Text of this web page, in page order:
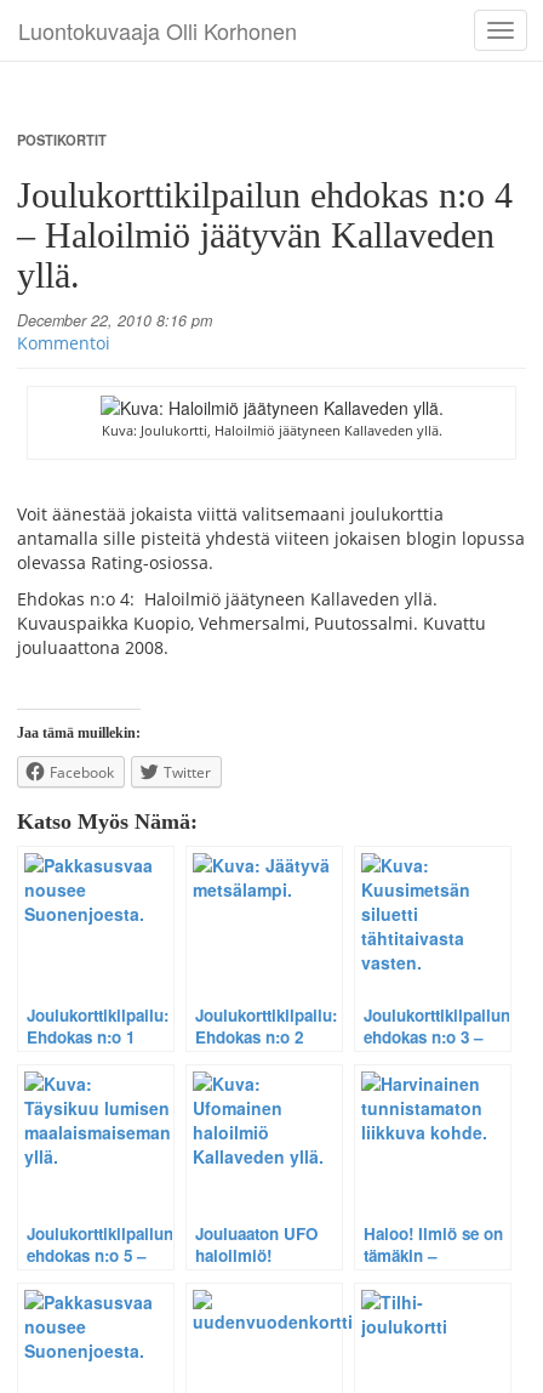
Luontokuvaaja Olli Korhonen
POSTIKORTIT
Joulukorttikilpailun ehdokas n:o 4
– Haloilmiö jäätyvän Kallaveden
yllä.
December 22, 2010 8:16 pm
Kommentoi
Kuva: Joulukortti, Haloilmiö jäätyneen Kallaveden yllä.
Voit äänestää jokaista viittä valitsemaani joulukorttia
antamalla sille pisteitä yhdestä viiteen jokaisen blogin lopussa
olevassa Rating-osiossa.
Ehdokas n:o 4: Haloilmiö jäätyneen Kallaveden yllä.
Kuvauspaikka Kuopio, Vehmersalmi, Puutossalmi. Kuvattu
jouluaattona 2008.
Jaa tämä muillekin:
Facebook Twitter
Katso Myös Nämä:
Joulukorttikilpailu:
Ehdokas n:o 1
Joulukorttikilpailu:
Ehdokas n:o 2
Joulukorttikilpailun
ehdokas n:o 3 –
tähtitaivas.
Joulukorttikilpailun
ehdokas n:o 5 –
lumisten peltojen
yllä.
Jouluaaton UFO
haloilmiö!
Haloo! Ilmiö se on
tämäkin –
Kuopion
Puutossalmella.